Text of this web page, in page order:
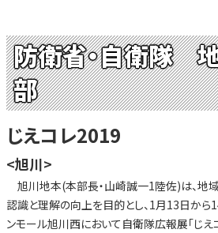
防衛省・自衛隊
部
じえコレ2019
<旭川>
旭川地本(本部長・山崎誠一1陸佐)は、地
認識と理解の向上を目的とし、1月13日から
ンモール旭川西において自衛隊広報展「じえ